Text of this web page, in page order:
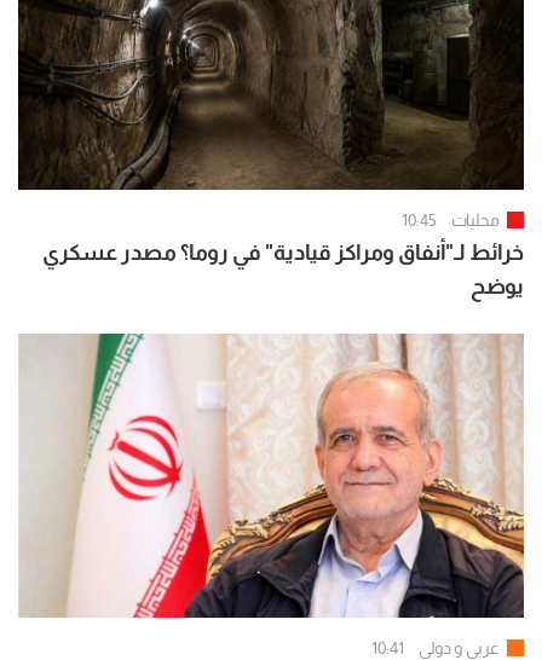
محليات 10:45
خرائط لـ"أنفاق ومراكز قيادية" في روما؟ مصدر عسكري
يوضح
عربي و دولي 10:41